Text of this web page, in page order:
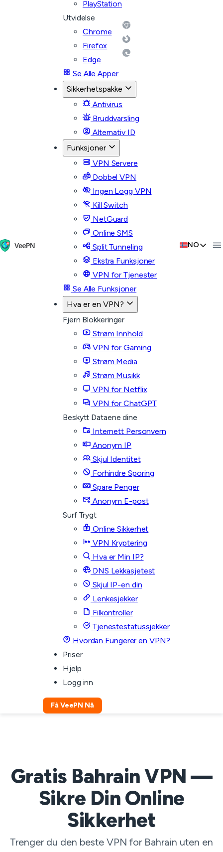
PlayStation
Utvidelse
Chrome
Firefox
Edge
Se Alle Apper
Sikkerhetspakke
Antivirus
Bruddvarsling
Alternativ ID
Funksjoner
VPN Servere
Dobbel VPN
Ingen Logg VPN
Kill Switch
NetGuard
Online SMS
Split Tunneling
Ekstra Funksjoner
VPN for Tjenester
Se Alle Funksjoner
Hva er en VPN?
Fjern Blokkeringer
Strøm Innhold
VPN for Gaming
Strøm Media
Strøm Musikk
VPN for Netflix
VPN for ChatGPT
Beskytt Dataene dine
Internett Personvern
Anonym IP
Skjul Identitet
Forhindre Sporing
Spare Penger
Anonym E-post
Surf Trygt
Online Sikkerhet
VPN Kryptering
Hva er Min IP?
DNS Lekkasjetest
Skjul IP-en din
Lenkesjekker
Filkontroller
Tjenestestatussjekker
Hvordan Fungerer en VPN?
Priser
Hjelp
Logg inn
Få VeePN Nå
NO
Gratis Bahrain VPN —
Sikre Din Online
Sikkerhet
Trenger du den beste VPN for Bahrain uten en